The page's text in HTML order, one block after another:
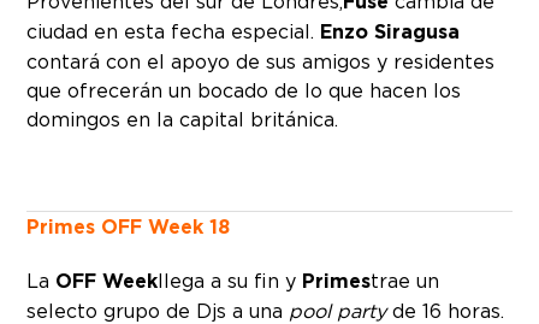
ciudad en esta fecha especial. Enzo Siragusa
contará con el apoyo de sus amigos y residentes
que ofrecerán un bocado de lo que hacen los
domingos en la capital británica.
Primes OFF Week 18
La OFF Weekllega a su fin y Primestrae un
selecto grupo de Djs a una pool partyde 16 horas.